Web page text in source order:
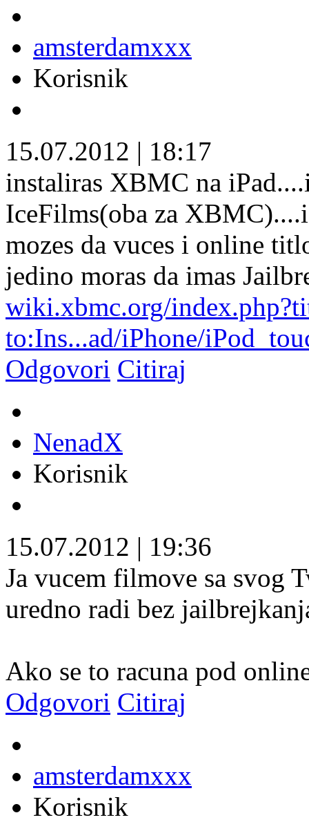
amsterdamxxx
Korisnik
15.07.2012 | 18:17
instaliras XBMC na
IceFilms(oba za
mozes da vuces i online
jedino moras da imas
wiki.xbmc.org/
to:Ins...ad/iPhone/
Odgovori Citiraj
NenadX
Korisnik
15.07.2012 | 19:36
Ja vucem filmove sa svog
uredno radi bez
Ako se to racuna pod
Odgovori Citiraj
amsterdamxxx
Korisnik